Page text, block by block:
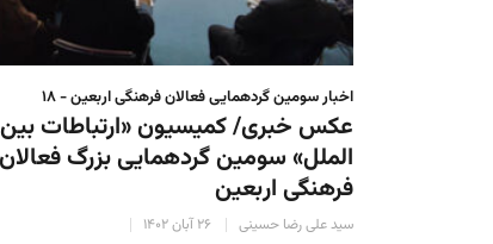
اخبار سومین گردهمایی فعالان فرهنگی اربعین - ۱۸
عکس خبری/ کمیسیون «ارتباطات بین
الملل» سومین گردهمایی بزرگ فعالان
فرهنگی اربعین
سید علی رضا حسینی ۲۶ آبان ۱۴۰۲